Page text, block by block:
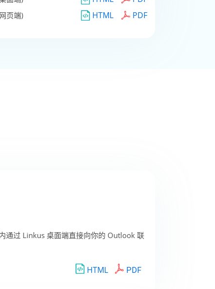
页端) HTML PDF
通过 Linkus 桌面端直接向你的 Outlook 联
HTML PDF